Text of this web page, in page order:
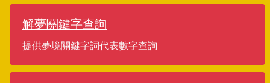
解夢關鍵字查詢
提供夢境關鍵字詞代表數字查詢